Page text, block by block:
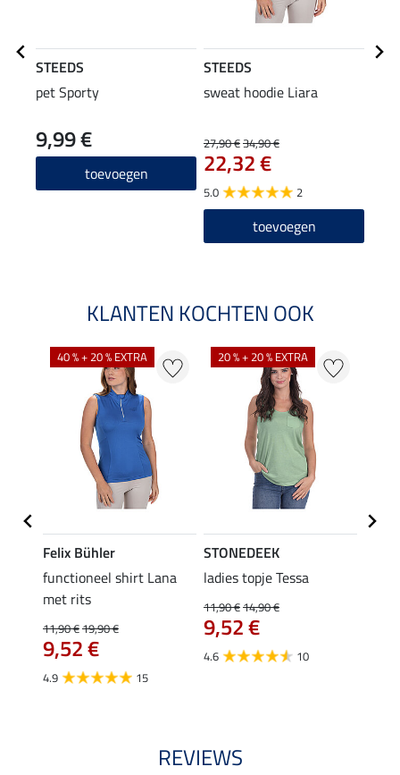
STEEDS
pet Sporty
9,99 €
toevoegen
STEEDS
sweat hoodie Liara
27,90 €34,90 €
22,32 €
5.0 2
toevoegen
KLANTEN KOCHTEN OOK
40 % + 20 % EXTRA
Felix Bühler
functioneel shirt Lana
met rits
11,90 €19,90 €
9,52 €
4.9 15
20 % + 20 % EXTRA
STONEDEEK
ladies topje Tessa
11,90 €14,90 €
9,52 €
4.6 10
REVIEWS